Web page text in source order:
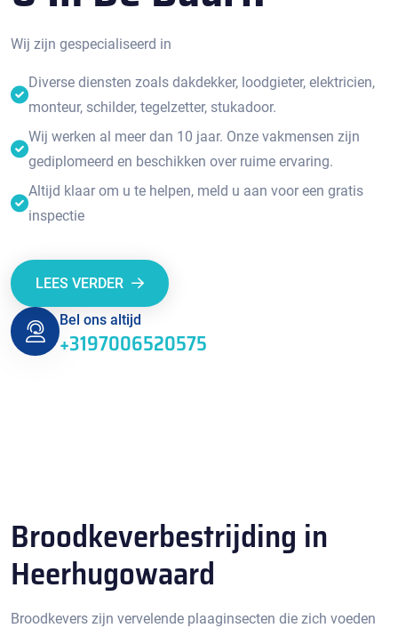
Wij zijn gespecialiseerd in
Diverse diensten zoals dakdekker, loodgieter, elektricien,
monteur, schilder, tegelzetter, stukadoor.
Wij werken al meer dan 10 jaar. Onze vakmensen zijn
gediplomeerd en beschikken over ruime ervaring.
Altijd klaar om u te helpen, meld u aan voor een gratis
inspectie
LEES VERDER
Bel ons altijd
+3197006520575
Broodkeverbestrijding in
Heerhugowaard
Broodkevers zijn vervelende plaaginsecten die zich voeden